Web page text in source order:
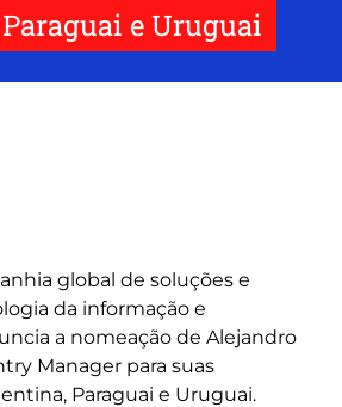
e Uruguai
global de soluções e
da informação e
a nomeação de Alejandro
Manager para suas
Paraguai e Uruguai.